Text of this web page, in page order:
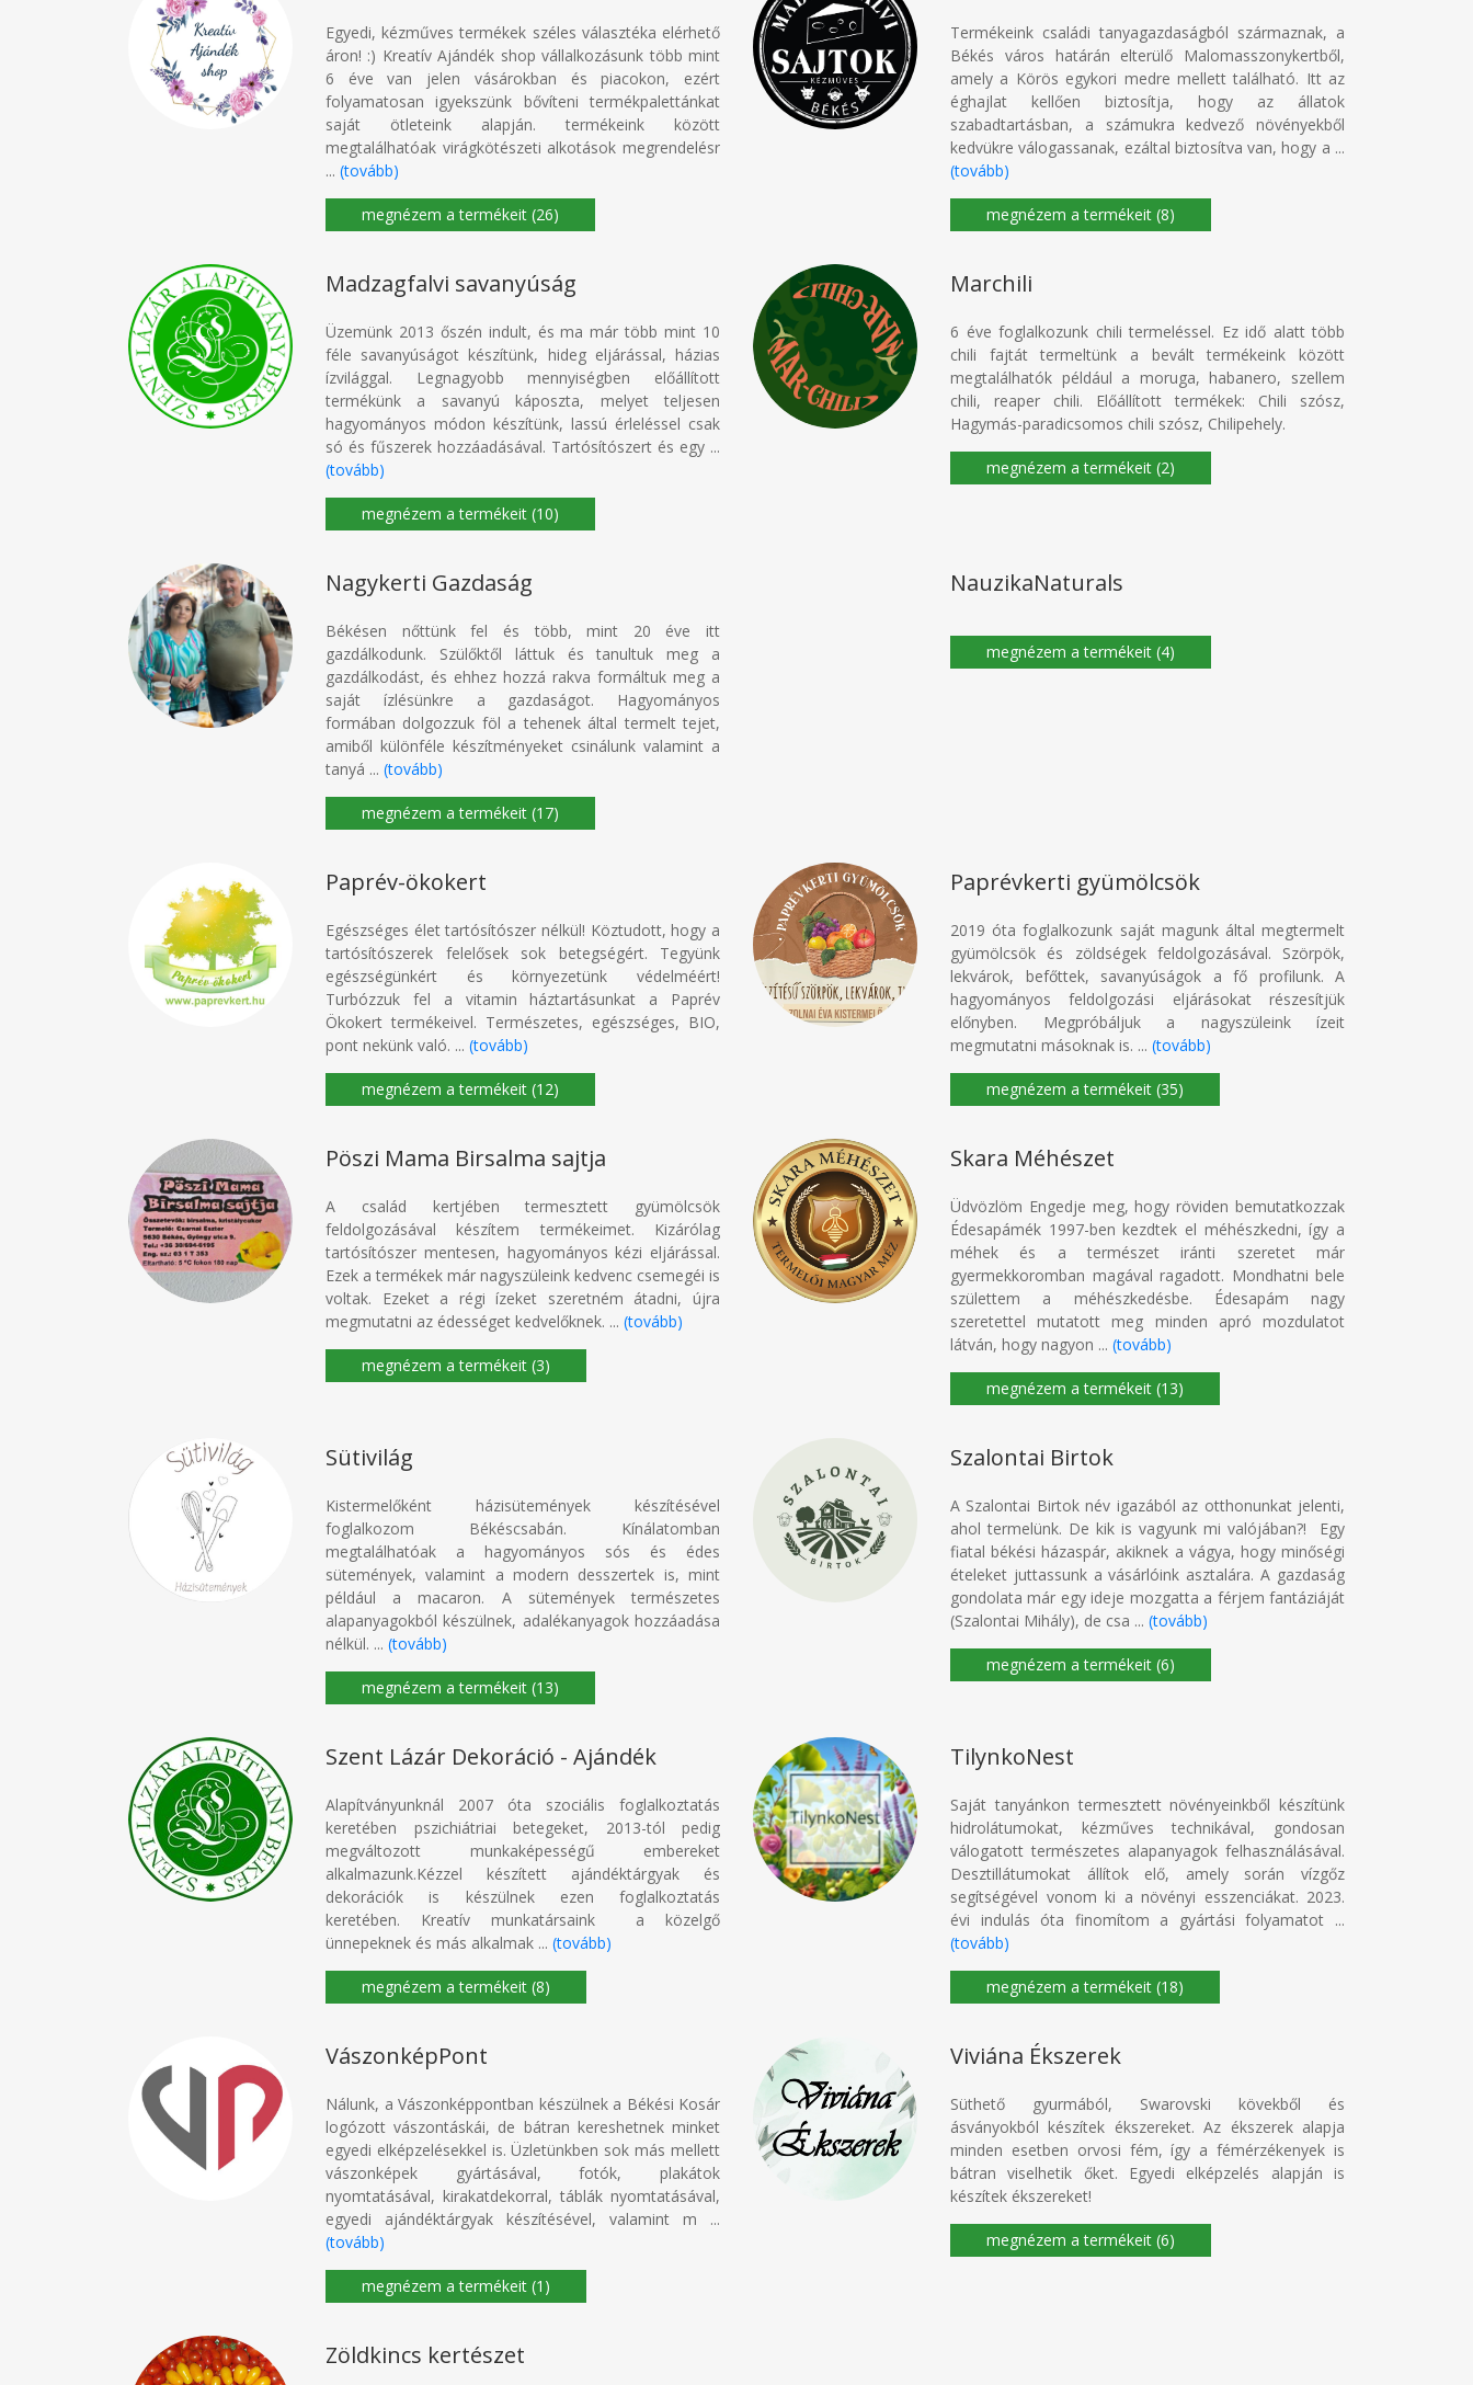
Egyedi, kézműves termékek széles választéka elérhető
áron! :) Kreatív Ajándék shop vállalkozásunk több mint
6 éve van jelen vásárokban és piacokon, ezért
folyamatosan igyekszünk bővíteni termékpalettánkat
saját ötleteink alapján. termékeink között
megtalálhatóak virágkötészeti alkotások megrendelésr
... (tovább)
(26)
Termékeink családi tanyagazdaságból származnak, a
Békés város határán elterülő Malomasszonykertből,
amely a Körös egykori medre mellett található. Itt az
éghajlat kellően biztosítja, hogy az állatok
szabadtartásban, a számukra kedvező növényekből
kedvükre válogassanak, ezáltal biztosítva van, hogy a ...
(tovább)
(8)
Madzagfalvi savanyúság
Üzemünk 2013 őszén indult, és ma már több mint 10
féle savanyúságot készítünk, hideg eljárással, házias
ízvilággal. Legnagyobb mennyiségben előállított
termékünk a savanyú káposzta, melyet teljesen
hagyományos módon készítünk, lassú érleléssel csak
só és fűszerek hozzáadásával. Tartósítószert és egy ...
(tovább)
(10)
Marchili
6 éve foglalkozunk chili termeléssel. Ez idő alatt több
chili fajtát termeltünk a bevált termékeink között
megtalálhatók például a moruga, habanero, szellem
chili, reaper chili. Előállított termékek: Chili szósz,
Hagymás-paradicsomos chili szósz, Chilipehely.
(2)
Nagykerti Gazdaság
Békésen nőttünk fel és több, mint 20 éve itt
gazdálkodunk. Szülőktől láttuk és tanultuk meg a
gazdálkodást, és ehhez hozzá rakva formáltuk meg a
saját ízlésünkre a gazdaságot. Hagyományos
formában dolgozzuk föl a tehenek által termelt tejet,
amiből különféle készítményeket csinálunk valamint a
tanyá ... (tovább)
(17)
NauzikaNaturals
(4)
Paprév-ökokert
Egészséges élet tartósítószer nélkül! Köztudott, hogy a
tartósítószerek felelősek sok betegségért. Tegyünk
egészségünkért és környezetünk védelméért!
Turbózzuk fel a vitamin háztartásunkat a Paprév
Ökokert termékeivel. Természetes, egészséges, BIO,
pont nekünk való. ... (tovább)
(12)
Paprévkerti gyümölcsök
2019 óta foglalkozunk saját magunk által megtermelt
gyümölcsök és zöldségek feldolgozásával. Szörpök,
lekvárok, befőttek, savanyúságok a fő profilunk. A
hagyományos feldolgozási eljárásokat részesítjük
előnyben. Megpróbáljuk a nagyszüleink ízeit
megmutatni másoknak is. ... (tovább)
(35)
Pöszi Mama Birsalma sajtja
A család kertjében termesztett gyümölcsök
feldolgozásával készítem termékeimet. Kizárólag
tartósítószer mentesen, hagyományos kézi eljárással.
Ezek a termékek már nagyszüleink kedvenc csemegéi is
voltak. Ezeket a régi ízeket szeretném átadni, újra
megmutatni az édességet kedvelőknek. ... (tovább)
(3)
Skara Méhészet
Üdvözlöm Engedje meg, hogy röviden bemutatkozzak
Édesapámék 1997-ben kezdtek el méhészkedni, így a
méhek és a természet iránti szeretet már
gyermekkoromban magával ragadott. Mondhatni bele
születtem a méhészkedésbe. Édesapám nagy
szeretettel mutatott meg minden apró mozdulatot
látván, hogy nagyon ... (tovább)
(13)
Sütivilág
Kistermelőként házisütemények készítésével
foglalkozom Békéscsabán. Kínálatomban
megtalálhatóak a hagyományos sós és édes
sütemények, valamint a modern desszertek is, mint
például a macaron. A sütemények természetes
alapanyagokból készülnek, adalékanyagok hozzáadása
nélkül. ... (tovább)
(13)
Szalontai Birtok
A Szalontai Birtok név igazából az otthonunkat jelenti,
ahol termelünk. De kik is vagyunk mi valójában?! Egy
fiatal békési házaspár, akiknek a vágya, hogy minőségi
ételeket juttassunk a vásárlóink asztalára. A gazdaság
gondolata már egy ideje mozgatta a férjem fantáziáját
(Szalontai Mihály), de csa ... (tovább)
(6)
Szent Lázár Dekoráció - Ajándék
Alapítványunknál 2007 óta szociális foglalkoztatás
keretében pszichiátriai betegeket, 2013-tól pedig
megváltozott munkaképességű embereket
alkalmazunk.Kézzel készített ajándéktárgyak és
dekorációk is készülnek ezen foglalkoztatás
keretében. Kreatív munkatársaink a közelgő
ünnepeknek és más alkalmak ... (tovább)
(8)
TilynkoNest
Saját tanyánkon termesztett növényeinkből készítünk
hidrolátumokat, kézműves technikával, gondosan
válogatott természetes alapanyagok felhasználásával.
Desztillátumokat állítok elő, amely során vízgőz
segítségével vonom ki a növényi esszenciákat. 2023.
évi indulás óta finomítom a gyártási folyamatot ...
(tovább)
(18)
VászonképPont
Nálunk, a Vászonképpontban készülnek a Békési Kosár
logózott vászontáskái, de bátran kereshetnek minket
egyedi elképzelésekkel is. Üzletünkben sok más mellett
vászonképek gyártásával, fotók, plakátok
nyomtatásával, kirakatdekorral, táblák nyomtatásával,
egyedi ajándéktárgyak készítésével, valamint m ...
(tovább)
(1)
Viviána Ékszerek
Süthető gyurmából, Swarovski kövekből és
ásványokból készítek ékszereket. Az ékszerek alapja
minden esetben orvosi fém, így a fémérzékenyek is
bátran viselhetik őket. Egyedi elképzelés alapján is
készítek ékszereket!
(6)
Zöldkincs kertészet